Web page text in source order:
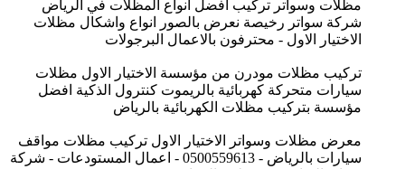
مظلات وسواتر تركيب افضل انواع المظلات في الرياض
شركة سواتر رخيصة نعرض بالصور انواع واشكال مظلات
الاختيار الاول - محترفون بالاعمال البرجولات
تركيب مظلات مودرن من مؤسسة الاختيار الاول مظلات
سيارات متحركة كهربائية بالريموت كنترول الذكية افضل
مؤسسة بتركيب مظلات الكهربائية بالرياض
معرض مظلات وسواتر الاختيار الاول تركيب مظلات مواقف
سيارات بالرياض - 0500559613 - اعمال المستودعات - شركة